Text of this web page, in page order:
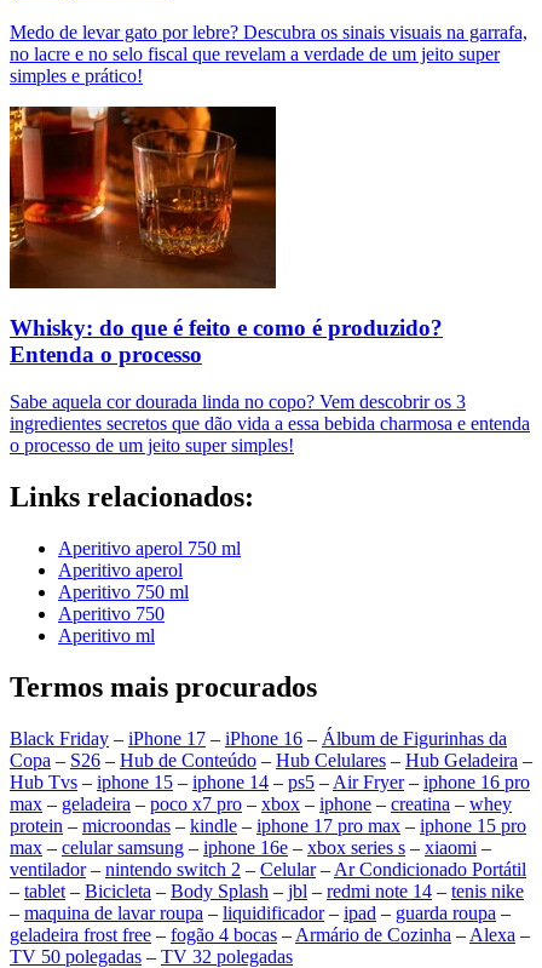
Medo de levar gato por lebre? Descubra os sinais visuais na garrafa,
no lacre e no selo fiscal que revelam a verdade de um jeito super
simples e prático!
Whisky: do que é feito e como é produzido?
Entenda o processo
Sabe aquela cor dourada linda no copo? Vem descobrir os 3
ingredientes secretos que dão vida a essa bebida charmosa e entenda
o processo de um jeito super simples!
Links relacionados:
Aperitivo aperol 750 ml
Aperitivo aperol
Aperitivo 750 ml
Aperitivo 750
Aperitivo ml
Termos mais procurados
Black Friday – iPhone 17 – iPhone 16 – Álbum de Figurinhas da
Copa – S26 – Hub de Conteúdo – Hub Celulares – Hub Geladeira –
Hub Tvs – iphone 15 – iphone 14 – ps5 – Air Fryer– iphone 16 pro
max – geladeira – poco x7 pro – xbox – iphone – creatina – whey
protein – microondas – kindle – iphone 17 pro max – iphone 15 pro
max – celular samsung – iphone 16e – xbox series s – xiaomi –
ventilador– nintendo switch 2 – Celular– Ar Condicionado Portátil
– tablet – Bicicleta – Body Splash – jbl – redmi note 14 – tenis nike
– maquina de lavar roupa – liquidificador– ipad – guarda roupa –
geladeira frost free – fogão 4 bocas – Armário de Cozinha – Alexa –
TV 50 polegadas – TV 32 polegadas